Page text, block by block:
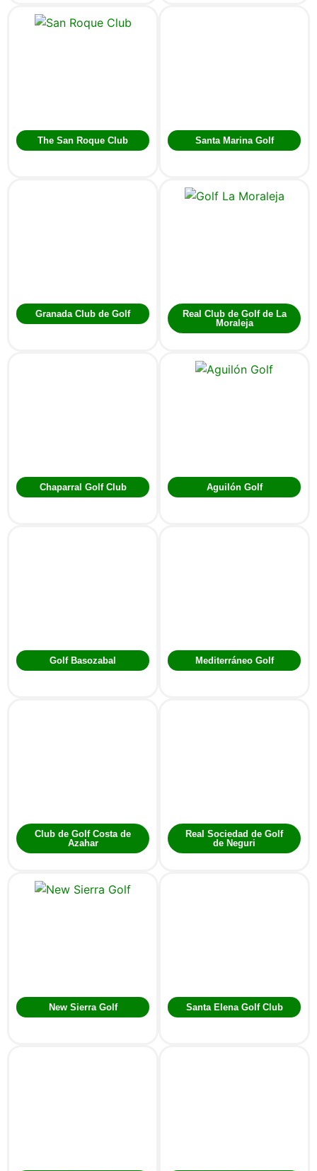
The San Roque Club Santa Marina Golf
Granada Club de Golf
Real Club de Golf de La
Moraleja
Chaparral Golf Club Aguilón Golf
Golf Basozabal Mediterráneo Golf
Club de Golf Costa de
Azahar
Real Sociedad de Golf
de Neguri
New Sierra Golf Santa Elena Golf Club